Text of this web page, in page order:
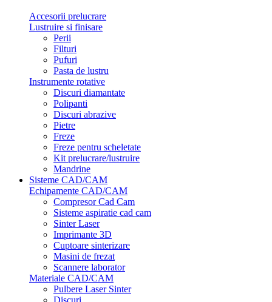
Accesorii prelucrare
Lustruire si finisare
Perii
Filturi
Pufuri
Pasta de lustru
Instrumente rotative
Discuri diamantate
Polipanti
Discuri abrazive
Pietre
Freze
Freze pentru scheletate
Kit prelucrare/lustruire
Mandrine
Sisteme CAD/CAM
Echipamente CAD/CAM
Compresor Cad Cam
Sisteme aspiratie cad cam
Sinter Laser
Imprimante 3D
Cuptoare sinterizare
Masini de frezat
Scannere laborator
Materiale CAD/CAM
Pulbere Laser Sinter
Discuri